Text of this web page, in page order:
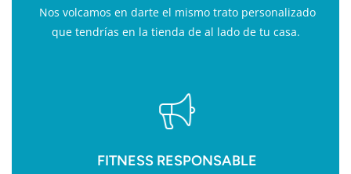
Nos volcamos en darte el mismo trato personalizado
que tendrías en la tienda de al lado de tu casa.
FITNESS RESPONSABLE